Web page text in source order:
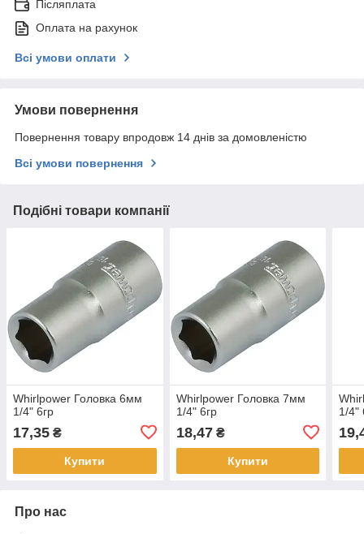
Післяплата
Оплата на рахунок
Всі умови оплати
Умови повернення
Повернення товару впродовж 14 днів за домовленістю
Всі умови повернення
Подібні товари компанії
Whirlpower Головка 6мм
1/4" 6гр
17,35 ₴
Купити
Whirlpower Головка 7мм
1/4" 6гр
18,47₴
Купити
1/4"
Про нас